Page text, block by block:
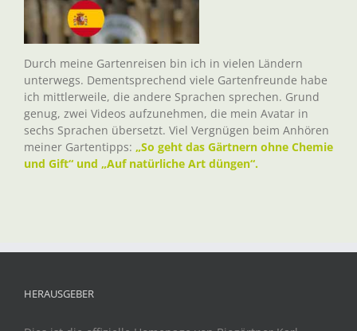
Durch meine Gartenreisen bin ich in vielen Ländern
unterwegs. Dementsprechend viele Gartenfreunde habe
ich mittlerweile, die andere Sprachen sprechen. Grund
genug, zwei Videos aufzunehmen, die mein Avatar in
sechs Sprachen übersetzt. Viel Vergnügen beim Anhören
meiner Gartentipps: „So geht das Gärtnern ohne Chemie
und Gift“ und „Auf natürliche Art düngen“.
HERAUSGEBER